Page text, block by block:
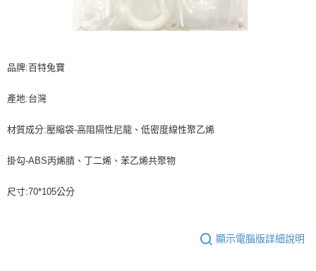
品牌:百特兔寶
產地:台灣
材質成分:壓縮袋-高阻隔性尼龍、低密度線性聚乙烯
掛勾-ABS丙烯腈、丁二烯、苯乙烯共聚物
尺寸:70*105公分
顯示電腦版詳細說明